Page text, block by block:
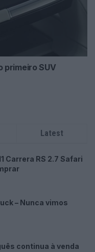
primeiro SUV
Latest
Carrera RS 2.7 Safari
– Nunca vimos
continua à venda